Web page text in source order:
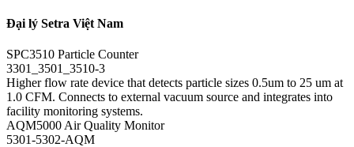
Đại lý Setra Việt Nam
SPC3510 Particle Counter
3301_3501_3510-3
Higher flow rate device that detects particle sizes 0.5um to 25 um at
1.0 CFM. Connects to external vacuum source and integrates into
facility monitoring systems.
AQM5000 Air Quality Monitor
5301-5302-AQM